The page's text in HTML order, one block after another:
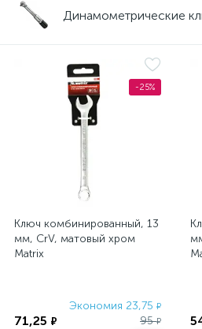
Динамометрические
-25%
Ключ комбинированный, 13
мм, CrV, матовый хром
Matrix
Экономия 23,75 ₽
71,25 ₽ 95₽